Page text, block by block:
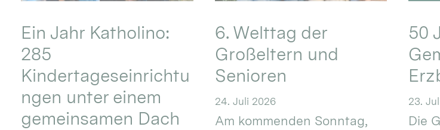
Ein Jahr Katholino:
285
Kindertageseinrichtu
ngen unter einem
gemeinsamen Dach
6. Welttag der
Großeltern und
Senioren
24. Juli 2026
Am kommenden Sonntag,
50
23.
Die